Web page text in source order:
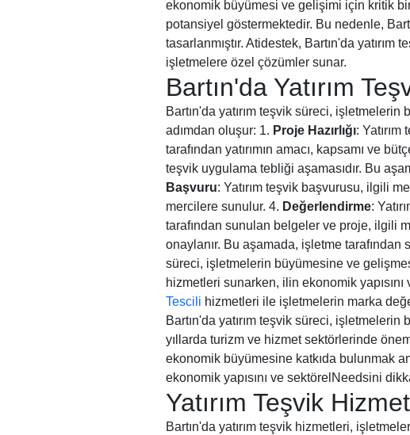
ekonomik büyümesi ve gelişimi için kritik
potansiyel göstermektedir. Bu nedenle,
tasarlanmıştır. Atidestek, Bartın'da
işletmelere özel çözümler sunar.
Bartın'da Yatırım
Bartın'da yatırım teşvik süreci,
adımdan oluşur: 1. Proje Hazırlığı:
tarafından yatırımın amacı, kapsamı ve
teşvik uygulama tebliği aşamasıdır. Bu
Başvuru: Yatırım teşvik başvurusu, ilgili
mercilere sunulur. 4. Değerlendirme:
tarafından sunulan belgeler ve proje, ilgili
onaylanır. Bu aşamada, işletme tarafından
süreci, işletmelerin büyümesine ve
hizmetleri sunarken, ilin ekonomik
Tescili hizmetleri ile işletmelerin marka
Bartın'da yatırım teşvik süreci,
yıllarda turizm ve hizmet sektörlerinde
ekonomik büyümesine katkıda bulunmak
ekonomik yapısını ve sektörelNeedsini
Yatırım Teşvik
Bartın'da yatırım teşvik hizmetleri,